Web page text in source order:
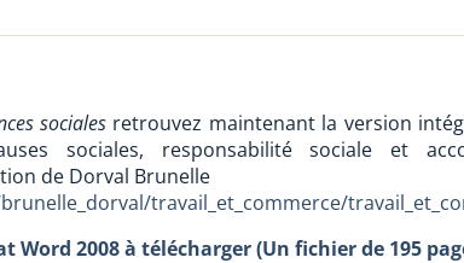
socialesretrouvez maintenant la version
sociales, responsabilité sociale et
de Dorval Brunelle
travail_et_commerce/
2008 à télécharger (Un fichier de 195